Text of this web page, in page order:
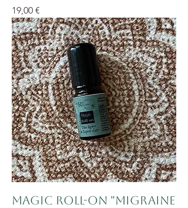
Prix
19,00 €
Magic Roll-On "Migraine